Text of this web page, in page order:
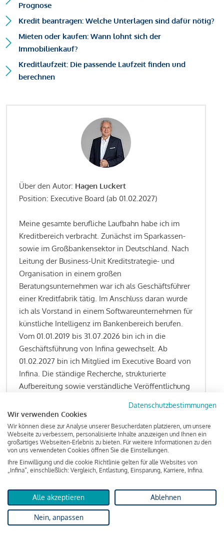
Prognose
Kredit beantragen: Welche Unterlagen sind dafür nötig?
Mieten oder kaufen: Wann lohnt sich der
Immobilienkauf?
Kreditlaufzeit: Die passende Laufzeit finden und
berechnen
Über den Autor: Hagen Luckert
Position: Executive Board (ab 01.02.2027)
Meine gesamte berufliche Laufbahn habe ich im
Kreditbereich verbracht. Zunächst im Sparkassen-
sowie im Großbankensektor in Deutschland. Nach
Leitung der Business-Unit Kreditstrategie- und
Organisation in einem großen
Beratungsunternehmen war ich als Geschäftsführer
einer Kreditfabrik tätig. Im Anschluss daran wurde
ich als Vorstand in einem Softwareunternehmen für
künstliche Intelligenz im Bankenbereich berufen.
Vom 01.01.2019 bis 31.07.2026 bin ich in die
Geschäftsführung von Infina gewechselt. Ab
01.02.2027 bin ich Mitglied im Executive Board von
Infina. Die ständige Recherche, strukturierte
Aufbereitung sowie verständliche Veröffentlichung
Kreditgeschäft gehören zu den wesentlichen
Schwerpunktsetzungen meiner Funktion.
Lesen Sie meine Finanzierungs-Tipps
KreditindexDas Wohnkredit Barometer
Datenschutzbestimmungen
Wir verwenden Cookies
Wir können diese zur Analyse unserer Besucherdaten platzieren, um unsere
Webseite zu verbessern, personalisierte Inhalte anzuzeigen und Ihnen ein
großartiges Webseiten-Erlebnis zu bieten. Für weitere Informationen zu den
von uns verwendeten Cookies öffnen Sie die Einstellungen.
Ihre Einwilligung und die cookie Richtlinie gelten für alle Websites von
„Infina“, einschließlich: Vergleich, Entlastung, Einsparung, Karriere, Infina.
Alle akzeptieren Ablehnen
Nein, anpassen